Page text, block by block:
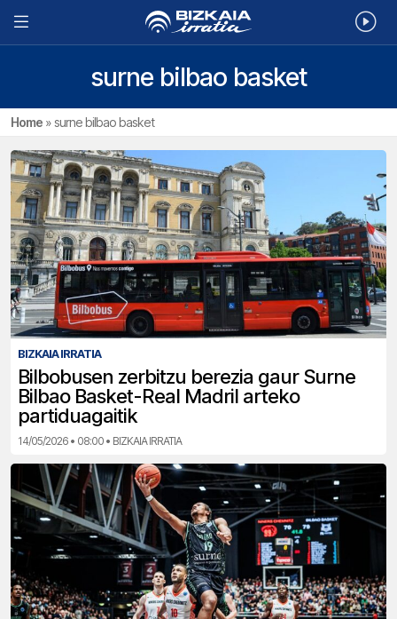
surne bilbao basket
Home »surne bilbao basket
BIZKAIA IRRATIA
Bilbobusen zerbitzu berezia gaur Surne
Bilbao Basket-Real Madril arteko
partiduagaitik
14/05/2026 • 08:00 • BIZKAIA IRRATIA